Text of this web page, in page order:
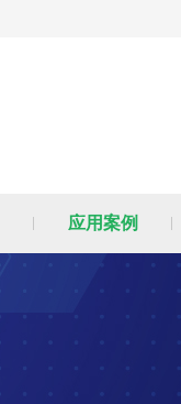
应用案例